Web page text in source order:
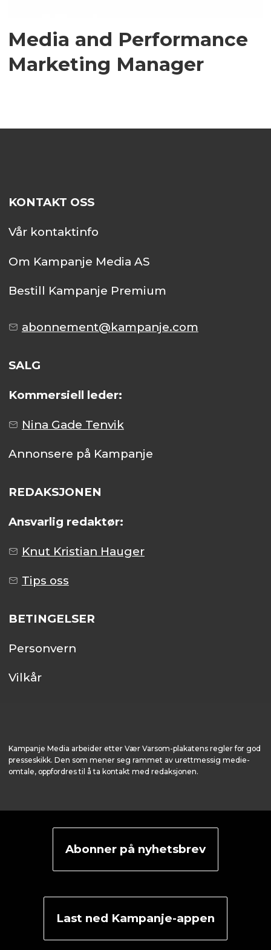
Media and Performance
Marketing Manager
KONTAKT OSS
Vår kontaktinfo
Om Kampanje Media AS
Bestill Kampanje Premium
abonnement@kampanje.com
SALG
Kommersiell leder:
Nina Gade Tenvik
Annonsere på Kampanje
REDAKSJONEN
Ansvarlig redaktør:
Knut Kristian Hauger
Tips oss
BETINGELSER
Personvern
Vilkår
Kampanje Media arbeider etter Vær Varsom-plakatens regler for god
presseskikk. Den som mener seg rammet av urettmessig medie­
omtale, oppfordres til å ta kontakt med redaksjonen.
Abonner på nyhetsbrev
Last ned Kampanje-appen